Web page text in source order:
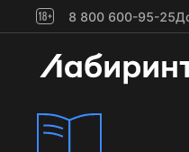
8 800 600-95-25